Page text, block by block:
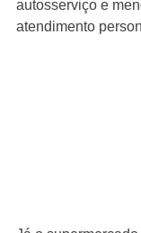
autosserviço e
atendimento